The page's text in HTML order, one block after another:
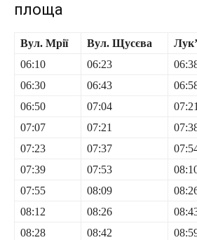
площа
Вул. Мрії Вул. Щусєва
06:10
06:23
06:30
06:43
06:50
07:04
07:21
07:07
07:21
07:23
07:37
07:39
07:53
07:55
08:09
08:12
08:26
08:28
08:42